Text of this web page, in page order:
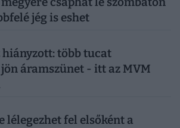
jég is eshet
hiányzott: több tucat
áramszünet - itt az MVM
lélegezhet fel elsőként a